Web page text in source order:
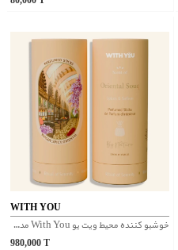
WITH YOU
خوشبو کننده محیط ویت یو With You مدل Oriental Souq
980,000T